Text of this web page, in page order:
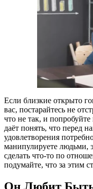
Если близкие открыто
вас, постарайтесь не
что не так, и
даёт понять, что перед
удовлетворения
манипулируете людьми,
сделать что-то по
подумайте, что за этим
Он Любит